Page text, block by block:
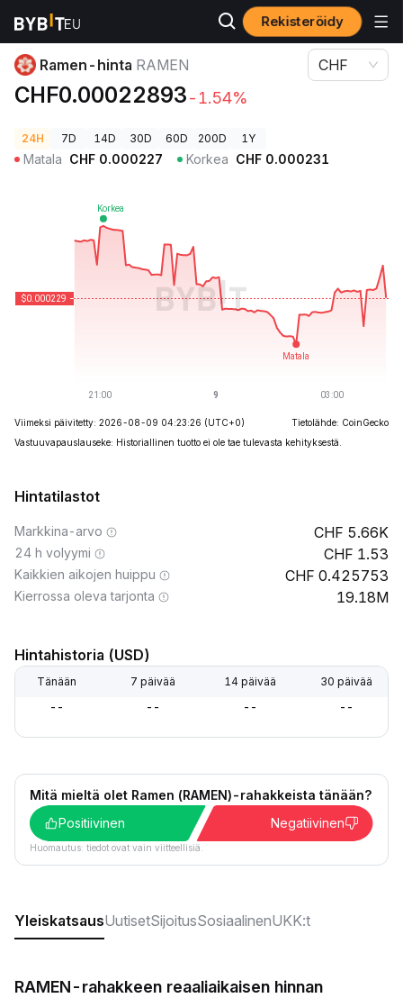
Rekisteröidy
Kryptohinnat
Ramen-hinta RAMEN
CHF0.00022893-1.54%
CHF
24H 7D 14D 30D 60D 200D 1Y
Matala CHF 0.000227 Korkea CHF 0.000231
Viimeksi päivitetty: 2026-08-09 04:23:26 (UTC+0)
Tietolähde: CoinGecko
Vastuuvapauslauseke: Historiallinen tuotto ei ole tae tulevasta kehityksestä.
Hintatilastot
Markkina-arvo 5.66K
24 h volyymi 1.53
Kaikkien aikojen huippu 0.425753
Kierrossa oleva tarjonta 19.18M
Hintahistoria (USD)
Tänään 7 päivää 14 päivää 30 päivää
-- -- -- --
Mitä mieltä olet Ramen (RAMEN)-rahakkeista tänään?
Positiivinen
Negatiivinen
Huomautus: tiedot ovat vain viitteellisiä.
YleiskatsausUutisetSijoitusSosiaalinenUKK:t
RAMEN-rahakkeen reaaliaikaisen hinnan